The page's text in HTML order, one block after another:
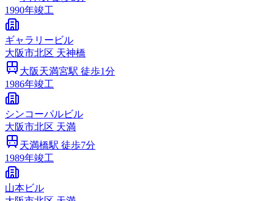
1990年竣工
ギャラリービル
大阪市北区 天神橋
大阪天満宮駅 徒歩1分
1986年竣工
シンコーパルビル
大阪市北区 天満
天満橋駅 徒歩7分
1989年竣工
山本ビル